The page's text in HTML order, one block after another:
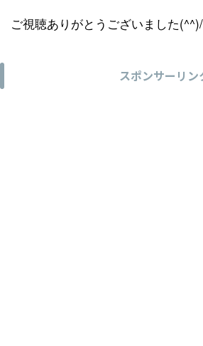
ご視聴ありがとうございました(^^)/
スポンサーリン